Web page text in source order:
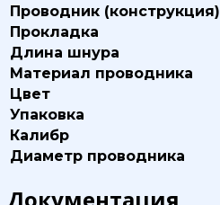
Проводник (конструкция)
Прокладка
Длина шнура
Материал проводника
Цвет
Упаковка
Калибр
Диаметр проводника